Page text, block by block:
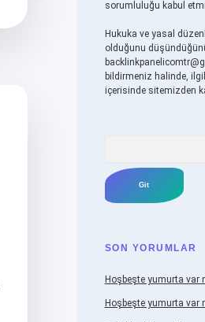
sorumluluğu kabul
Hukuka ve yasal
olduğunu
bildirmeniz halinde,
içerisinde sitemizden
SON YORUMLAR
Hoşbeşte yumurta var
Hoşbeşte yumurta var